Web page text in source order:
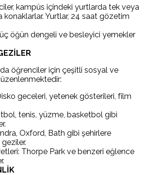
kampüs içindeki yurtlarda tek veya
konaklarlar. Yurtlar, 24 saat gözetim
öğün dengeli ve besleyici yemekler
öğrenciler için çeşitli sosyal ve
geceleri, yetenek gösterileri, film
tenis, yüzme, basketbol gibi
Oxford, Bath gibi şehirlere
Thorpe Park ve benzeri eğlence